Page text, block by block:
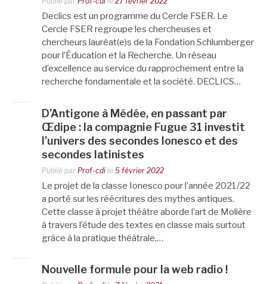
Declics est un programme du Cercle FSER. Le
Cercle FSER regroupe les chercheuses et
chercheurs lauréat(e)s de la Fondation Schlumberger
pour l’Éducation et la Recherche. Un réseau
d’excellence au service du rapprochement entre la
recherche fondamentale et la société. DECLICS…
D’Antigone à Médée, en passant par
Œdipe : la compagnie Fugue 31 investit
l’univers des secondes Ionesco et des
secondes latinistes
Publié par Prof-cdi le 5 février 2022
Le projet de la classe Ionesco pour l’année 2021/22
a porté sur les réécritures des mythes antiques.
Cette classe à projet théâtre aborde l’art de Molière
à travers l’étude des textes en classe mais surtout
grâce à la pratique théâtrale,…
Nouvelle formule pour la web radio !